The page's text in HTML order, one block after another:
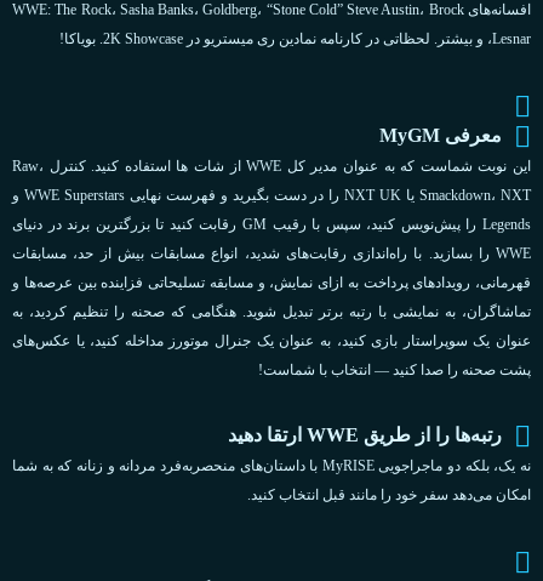
افسانه‌های WWE: The Rock، Sasha Banks، Goldberg، “Stone Cold” Steve Austin، Brock
Lesnar، و بیشتر. لحظاتی در کارنامه نمادین ری میستریو در 2K Showcase. بویاکا!
معرفی MyGM
این نوبت شماست که به عنوان مدیر کل WWE از شات ها استفاده کنید. کنترل Raw،
Smackdown، NXT یا NXT UK را در دست بگیرید و فهرست نهایی WWE Superstars و
Legends را پیش‌نویس کنید، سپس با رقیب GM رقابت کنید تا بزرگترین برند در دنیای
WWE را بسازید. با راه‌اندازی رقابت‌های شدید، انواع مسابقات بیش از حد، مسابقات
قهرمانی، رویدادهای پرداخت به ازای نمایش، و مسابقه تسلیحاتی فزاینده بین عرصه‌ها و
تماشاگران، به نمایشی با رتبه برتر تبدیل شوید. هنگامی که صحنه را تنظیم کردید، به
عنوان یک سوپراستار بازی کنید، به عنوان یک جنرال موتورز مداخله کنید، یا عکس‌های
پشت صحنه را صدا کنید — انتخاب با شماست!
رتبه‌ها را از طریق WWE ارتقا دهید
نه یک، بلکه دو ماجراجویی MyRISE با داستان‌های منحصربه‌فرد مردانه و زنانه که به شما
امکان می‌دهد سفر خود را مانند قبل انتخاب کنید.